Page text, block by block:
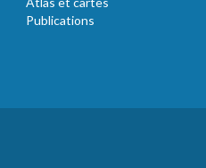
Publications